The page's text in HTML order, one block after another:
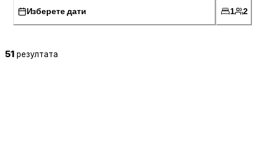
Изберете дати 1 2
51 резултата